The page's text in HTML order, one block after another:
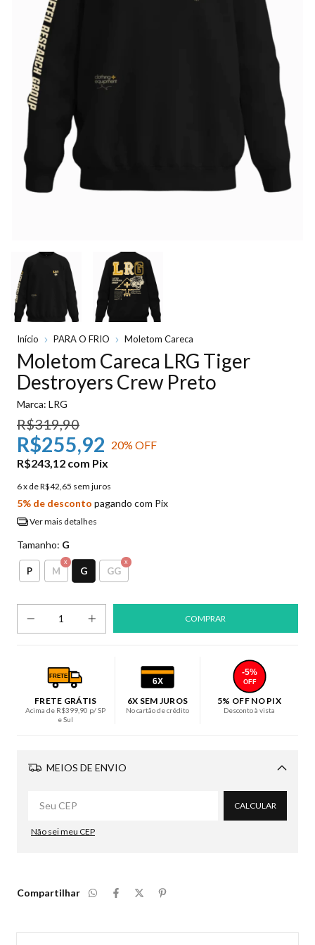
Início PARA O FRIO Moletom Careca
Moletom Careca LRG Tiger
Destroyers Crew Preto
Marca: LRG
R$319,90
R$255,92 20% OFF
R$243,12 com Pix
6x deR$42,65 sem juros
5% de desconto pagando com Pix
Ver mais detalhes
Tamanho: G
P M G GG
FRETE
FRETE GRÁTIS
Acima de R$399,90 p/ SP
e Sul
6X
6X SEM JUROS
No cartão de crédito
-5%
OFF
5% OFF NO PIX
Desconto à vista
MEIOS DE ENVIO
Alterar CEP
CALCULAR
Não sei meu CEP
Compartilhar